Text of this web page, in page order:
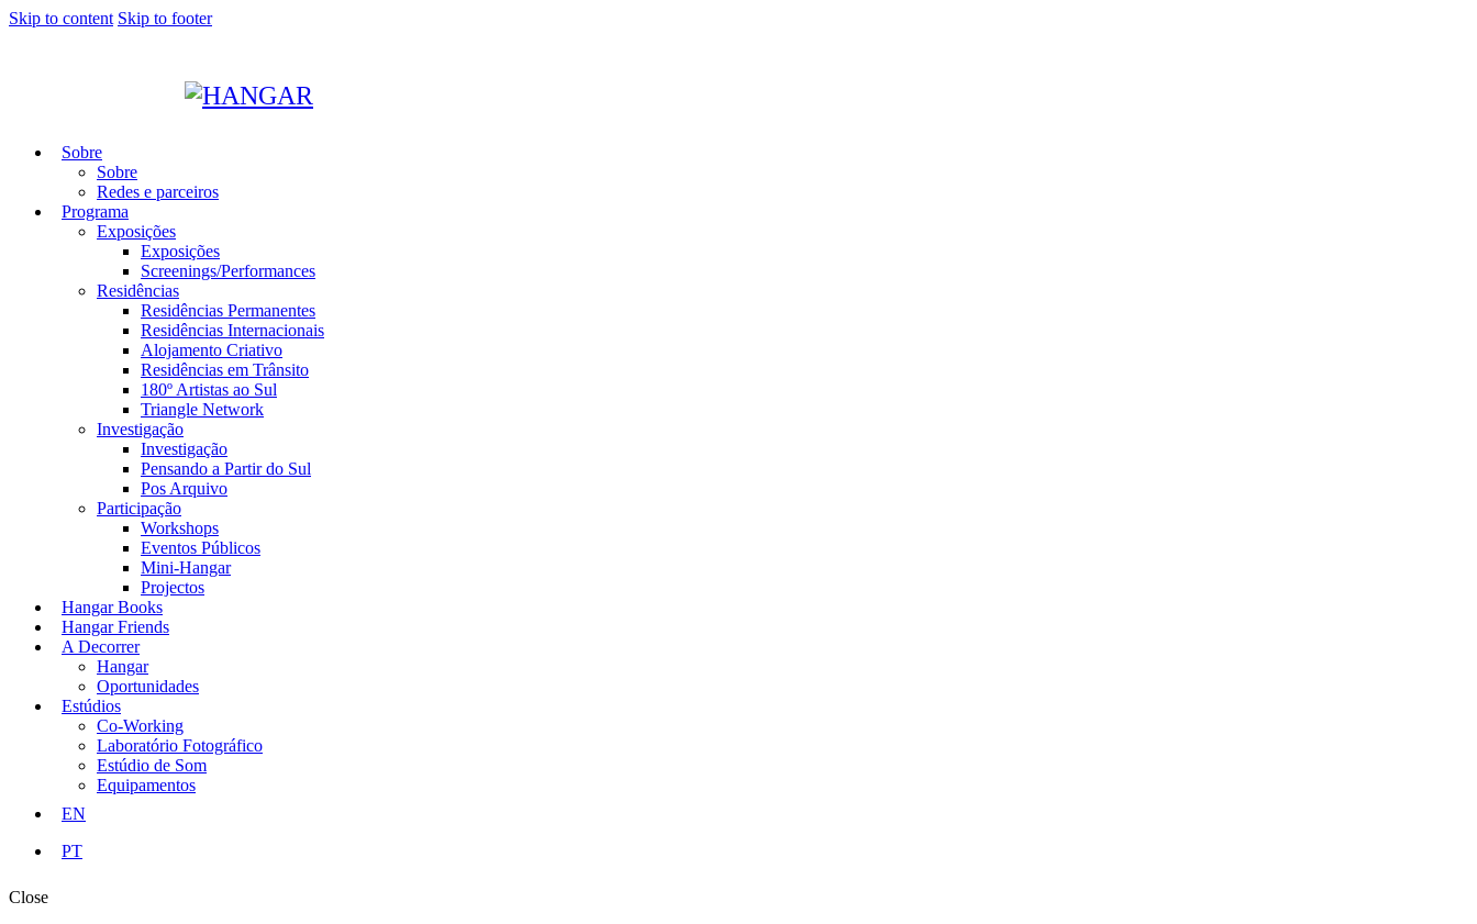
Skip to content Skip to footer
Sobre
Sobre
Redes e parceiros
Programa
Exposições
Exposições
Screenings/Performances
Residências
Residências Permanentes
Residências Internacionais
Alojamento Criativo
Residências em Trânsito
180º Artistas ao Sul
Triangle Network
Investigação
Investigação
Pensando a Partir do Sul
Pos Arquivo
Participação
Workshops
Eventos Públicos
Mini-Hangar
Projectos
Hangar Books
Hangar Friends
A Decorrer
Hangar
Oportunidades
Estúdios
Co-Working
Laboratório Fotográfico
Estúdio de Som
Equipamentos
EN
PT
Close